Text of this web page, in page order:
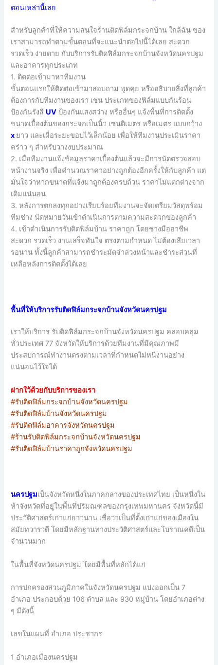
ตอนเหล่านี้เลย
สำหรับลูกค้าที่ให้ความสนใจร้านติดฟิล์มกระจกบ้าน ใกล้ฉัน ของ
เราสามารถทำตามขั้นตอนที่จะแนะนำต่อไปนี้ได้เลย สะดวก
รวดเร็ว ง่ายดาย กับบริการรับติดฟิล์มกระจกบ้านจังหวัดนครปฐม
และอาคารทุกประเภท
1. ติดต่อเข้ามาหาทีมงาน
ขั้นตอนแรกให้ติดต่อเข้ามาสอบถาม พูดคุย หรืออธิบายสิ่งที่ลูกค้า
ต้องการกับทีมงานของเรา เช่น ประเภทของฟิล์มแบบกันร้อน
ป้องกันรังสี UV ป้องกันแสงสว่าง หรืออื่นๆ แจ้งพื้นที่การติดตั้ง
ขนาดเบื้องต้นของกระจกเป็นนิ้ว เซนติเมตร หรือเมตร แบบกว้าง
x ยาว และเผื่อระยะขอบไว้เล็กน้อย เพื่อให้ทีมงานประเมินราคา
คร่าว ๆ สำหรับวางงบประมาณ
2. เมื่อทีมงานแจ้งข้อมูลราคาเบื้องต้นแล้วจะมีการนัดตรวจสอบ
หน้างานจริง เพื่อคำนวณราคาอย่างถูกต้องอีกครั้งให้กับลูกค้า แต่
มั่นใจว่าหากขนาดที่แจ้งมาถูกต้องครบถ้วน ราคาไม่แตกต่างจาก
เดิมแน่นอน
3. หลังการตกลงทุกอย่างเรียบร้อยทีมงานจะจัดเตรียมวัสดุพร้อม
ทีมช่าง นัดหมายวันเข้าดำเนินการตามความสะดวกของลูกค้า
4. เข้าดำเนินการรับติดฟิล์มบ้าน ราคาถูก โดยช่างมืออาชีพ
สะดวก รวดเร็ว งานเสร็จทันใจ ตรงตามกำหนด ไม่ต้องเสียเวลา
รอนาน ทั้งนี้ลูกค้าสามารถชำระมัดจำล่วงหน้าและชำระส่วนที่
เหลือหลังการติดตั้งได้เลย
พื้นที่ให้บริการรับติดฟิล์มกระจกบ้านจังหวัดนครปฐม
เราให้บริการ รับติดฟิล์มกระจกบ้านจังหวัดนครปฐม คลอบคลุม
ทั่วประเทศ 77 จังหวัดให้บริการด้วยทีมงานที่มีคุณภาพมี
ประสบการณ์ทำงานตรงตามเวลาที่กำหนดไม่หนีงานอย่าง
แน่นอนไว้ใจได้
ฝากใว้ด้วยกับบริการของเรา
#รับติดฟิล์มกระจกบ้านจังหวัดนครปฐม
#รับติดฟิล์มบ้านจังหวัดนครปฐม
#รับติดฟิล์มอาคารจังหวัดนครปฐม
#ร้านรับติดฟิล์มกระจกบ้านจังหวัดนครปฐม
#รับติดฟิล์มบ้านราคาถูกจังหวัดนครปฐม
นครปฐมเป็นจังหวัดหนึ่งในภาคกลางของประเทศไทย เป็นหนึ่งใน
ห้าจังหวัดที่อยู่ในพื้นที่ปริมณฑลของกรุงเทพมหานคร จังหวัดนี้มี
ประวัติศาสตร์เก่าแก่ยาวนาน เชื่อว่าเป็นที่ตั้งเก่าแก่ของเมืองใน
สมัยทวารวดี โดยมีหลักฐานทางประวัติศาสตร์และโบราณคดีเป็น
จำนวนมาก
ในพื้นที่จังหวัดนครปฐม โดยมีพื้นที่หลักได้แก่
การปกครองส่วนภูมิภาคในจังหวัดนครปฐม แบ่งออกเป็น 7
อำเภอ ประกอบด้วย 106 ตำบล และ 930 หมู่บ้าน โดยอำเภอต่าง
ๆ มีดังนี้
เลขในแผนที่ อำเภอ ประชากร
1 อำเภอเมืองนครปฐม